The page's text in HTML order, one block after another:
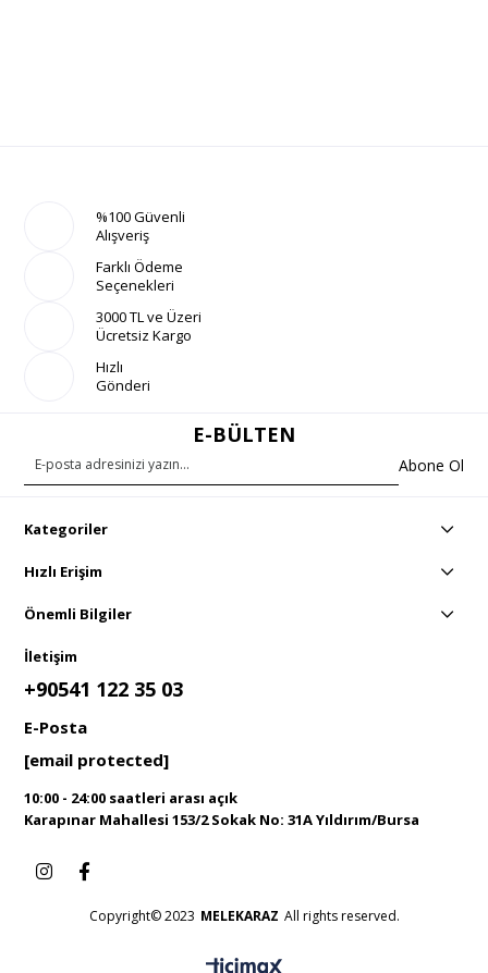
%100 Güvenli
Alışveriş
Farklı Ödeme
Seçenekleri
3000 TL ve Üzeri
Ücretsiz Kargo
Hızlı
Gönderi
E-BÜLTEN
Abone Ol
Kategoriler
Hızlı Erişim
Önemli Bilgiler
İletişim
+90541 122 35 03
E-Posta
[email protected]
10:00 - 24:00 saatleri arası açık
Karapınar Mahallesi 153/2 Sokak No: 31A Yıldırım/Bursa
Copyright© 2023 MELEKARAZ All rights reserved.